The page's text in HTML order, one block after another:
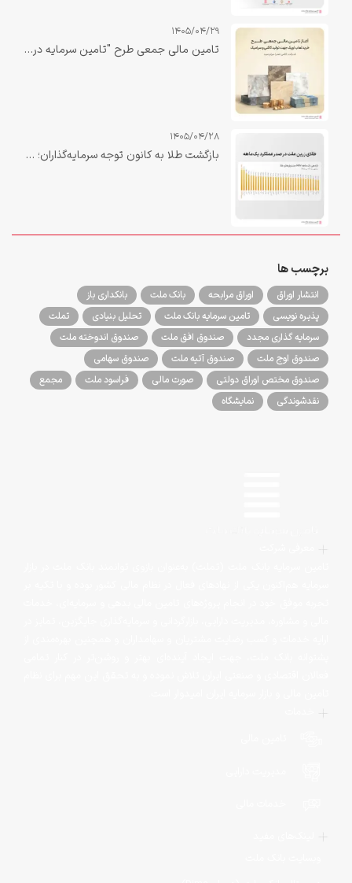
1405/04/29
تامین مالی جمعی طرح "تامین سرمایه در گردش خرید لعاب اوپک جهت تولید کاشی و سرامیک"
1405/04/28
بازگشت طلا به کانون توجه سرمایه‌گذاران؛ «زرین ملت» در صدر بازدهی یک‌ماهه صندوق‌های طلا
برچسب ها
انتشار اوراق اوراق مرابحه بانک ملت
بانکداری باز
پذیره نویسی
تامین سرمایه بانک ملت تحلیل بنیادی
تملت
سرمایه گذاری مجدد
صندوق افق ملت
صندوق اندوخته ملت
صندوق اوج ملت
صندوق آتیه ملت
صندوق سهامی
صندوق مختص اوراق دولتی
صورت مالی فراسود ملت
مجمع
نقدشوندگی
نمایشگاه